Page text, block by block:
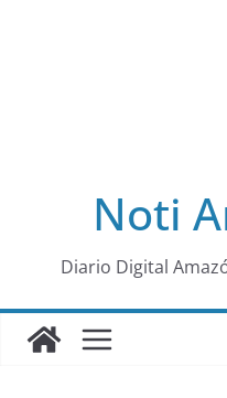
al
Noti
Diario Digital